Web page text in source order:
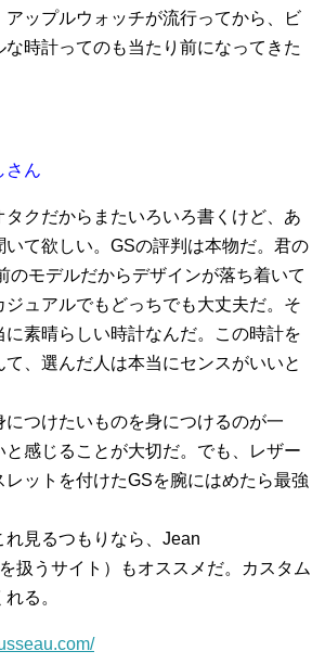
アップルウォッチが流行ってから、ビ
な時計ってのも当たり前になってきた
さん
クだからまたいろいろ書くけど、あ
いて欲しい。GSの評判は本物だ。君の
のモデルだからデザインが落ち着いて
ュアルでもどっちでも大丈夫だ。そ
素晴らしい時計なんだ。この時計を
、選んだ人は本当にセンスがいいと
につけたいものを身につけるのが一
感じることが大切だ。でも、レザー
レットを付けたGSを腕にはめたら最強
れ見るつもりなら、Jean
扱うサイト）もオススメだ。カスタム
る。